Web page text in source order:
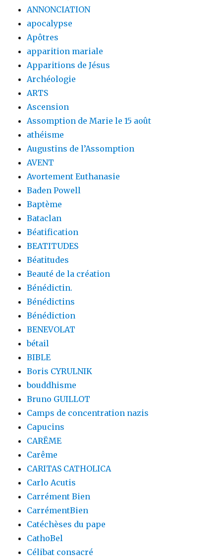
ANNONCIATION
apocalypse
Apôtres
apparition mariale
Apparitions de Jésus
Archéologie
ARTS
Ascension
Assomption de Marie le 15 août
athéisme
Augustins de l’Assomption
AVENT
Avortement Euthanasie
Baden Powell
Baptème
Bataclan
Béatification
BEATITUDES
Béatitudes
Beauté de la création
Bénédictin.
Bénédictins
Bénédiction
BENEVOLAT
bétail
BIBLE
Boris CYRULNIK
bouddhisme
Bruno GUILLOT
Camps de concentration nazis
Capucins
CARËME
Carême
CARITAS CATHOLICA
Carlo Acutis
Carrément Bien
CarrémentBien
Catéchèses du pape
CathoBel
Célibat consacré